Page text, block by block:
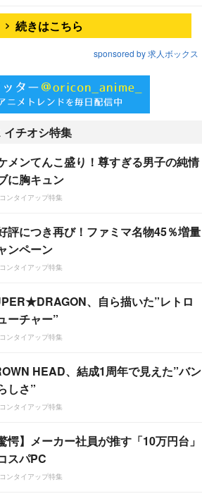
続きはこちら
sponsored by 求人ボックス
イチオシ特集
メンてんこ盛り！尊すぎる男子の純情
に胸キュン
ンタイアップ特集
評につき再び！ファミマ名物45％増量
ンペーン
ンタイアップ特集
、自ら描いた”レトロ
ーチャー”
ンタイアップ特集
HEAD、結成1周年で見えた”バン
しさ”
ンタイアップ特集
驚愕】メーカー社員が推す「10万円台」
スパPC
ンタイアップ特集